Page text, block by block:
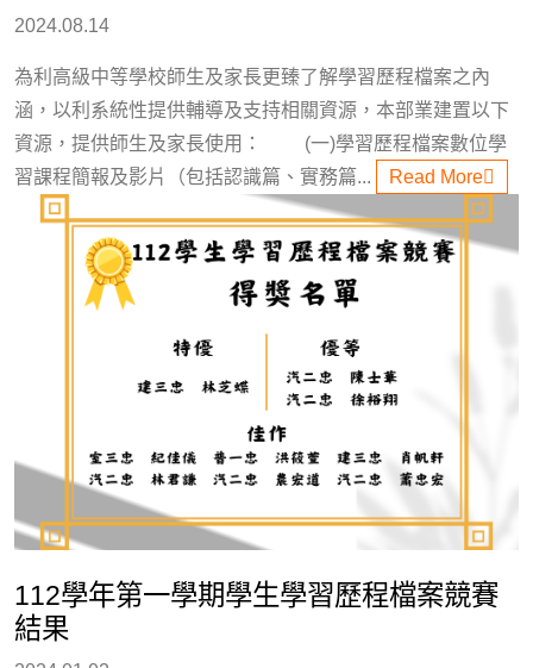
2024.08.14
為利高級中等學校師生及家長更臻了解學習歷程檔案之內
涵，以利系統性提供輔導及支持相關資源，本部業建置以下
資源，提供師生及家長使用： (一)學習歷程檔案數位學
習課程簡報及影片（包括認識篇、實務篇...
Read More
112學年第一學期學生學習歷程檔案競賽
結果